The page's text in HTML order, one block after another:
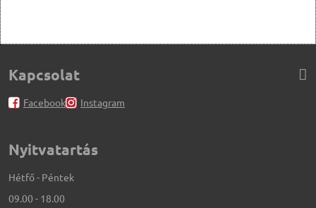
Kapcsolat
Facebook Instagram
Nyitvatartás
Hétfő - Péntek
09.00 - 18.00